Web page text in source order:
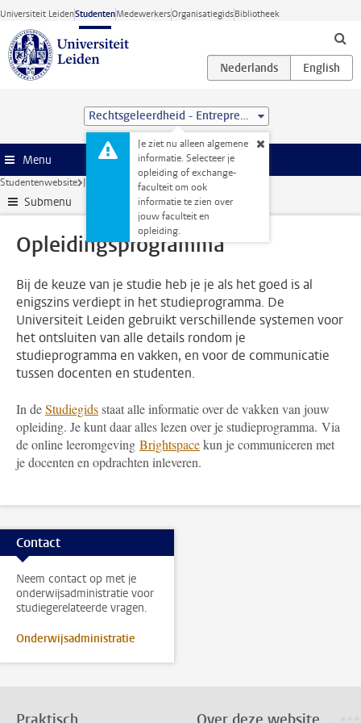
Ga direct naar de inhoud
Universiteit LeidenStudentenMedewerkersOrganisatiegidsBibliotheek
Rechtsgeleerdheid - Entrepreneurship and Management (LL.B.)
Je ziet nu alleen algemene
informatie. Selecteer je
opleiding of exchange-
faculteit om ook
informatie te zien over
jouw faculteit en
opleiding.
Menu
Studentenwebsite Je opleiding Opleidingsprogramma
Submenu
Opleidingsprogramma
Bij de keuze van je studie heb je je als het goed is al
enigszins verdiept in het studieprogramma. De
Universiteit Leiden gebruikt verschillende systemen voor
het ontsluiten van alle details rondom je
studieprogramma en vakken, en voor de communicatie
tussen docenten en studenten.
In deStudiegidsstaat alle informatie over de vakken van jouw
opleiding. Je kunt daar alles lezen over je studieprogramma. Via
de online leeromgeving Brightspacekun je communiceren met
je docenten en opdrachten inleveren.
Contact
Neem contact op met je
onderwijsadministratie voor
studiegerelateerde vragen.
Onderwijsadministratie